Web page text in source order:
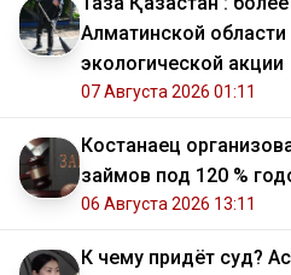
Алматинской области
экологической акции
07 Августа 2026 01:11
Костанаец
займов под 120 %
06 Августа 2026 13:11
К чему придёт суд?